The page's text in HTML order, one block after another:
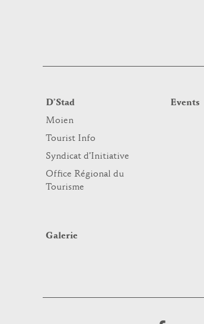
D’Stad
Moien
Tourist Info
Syndicat d’Initiative
Office Régional du
Tourisme
Events
Galerie